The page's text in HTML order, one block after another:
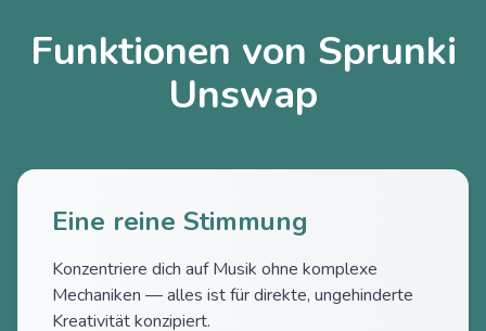
Funktionen von Sprunki
Unswap
Eine reine Stimmung
Konzentriere dich auf Musik ohne komplexe
Mechaniken — alles ist für direkte, ungehinderte
Kreativität konzipiert.